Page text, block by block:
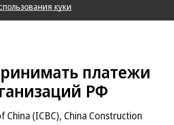
куки
платежи
РФ
China (ICBC), China Construction